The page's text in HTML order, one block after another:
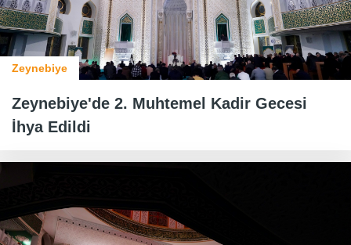
Zeynebiye
Zeynebiye'de 2. Muhtemel Kadir Gecesi
İhya Edildi